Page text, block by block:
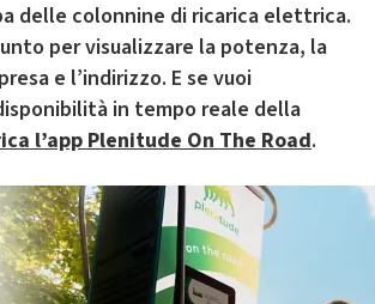
delle colonnine di ricarica elettrica.
per visualizzare la potenza, la
e l’indirizzo. E se vuoi
in tempo reale della
l’app Plenitude On The Road.